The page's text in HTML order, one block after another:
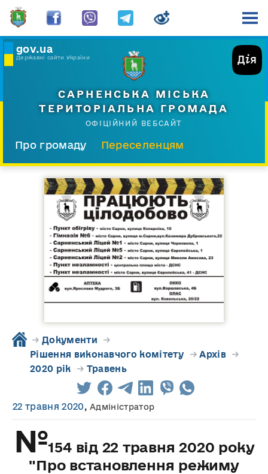
gov.ua
Державні сайти України
САРНЕНСЬКА МІСЬКА
ТЕРИТОРІАЛЬНА ГРОМАДА
ОФІЦІЙНИЙ ВЕБСАЙТ
Про громаду
Переселенцям
Прес-центр
→ Документи →
Рішення виконавчого комітету→Архів→
2020 рік → Травень
22 травня 2020,Адміністратор
№154 від 22 травня 2020 року
"Про встановлення режиму